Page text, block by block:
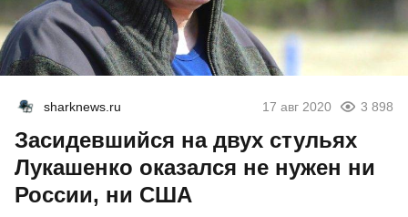
sharknews.ru 17 авг 2020 3 898
Засидевшийся на двух стульях
Лукашенко оказался не нужен ни
России, ни США